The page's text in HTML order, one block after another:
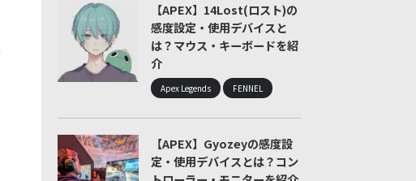
【APEX】14Lost(ロスト)の
感度設定・使用デバイスと
は？マウス・キーボードを紹
介
Apex Legends FENNEL
【APEX】Gyozeyの感度設
定・使用デバイスとは？コン